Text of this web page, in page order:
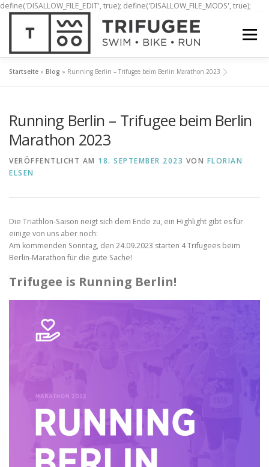
define('DISALLOW_FILE_EDIT', true); define('DISALLOW_FILE_MODS', true);
Zum
springen
Menü
Startseite » Blog » Running Berlin – Trifugee beim Berlin Marathon 2023
Running Berlin – Trifugee beim Berlin
Marathon 2023
VERÖFFENTLICHT AM 18. SEPTEMBER 2023 VON FLORIAN
ELSEN
Die Triathlon-Saison neigt sich dem Ende zu, ein Highlight gibt es für
einige von uns aber noch:
Am kommenden Sonntag, den 24.09.2023 starten 4 Trifugees beim
Berlin-Marathon für die gute Sache!
Trifugee is Running Berlin!